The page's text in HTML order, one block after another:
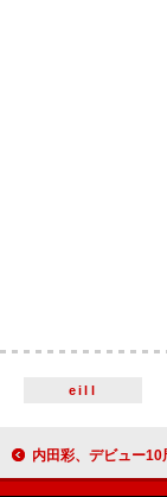
eill
内田彩、デビュー10周年記念リミックスALより「